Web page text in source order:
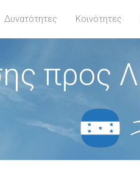
Δυνατότητες Κοινότητες
προς